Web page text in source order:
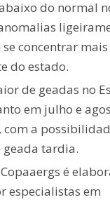
do normal
concentrar
do estado.
de geadas no
em julho e
com a
geada tardia.
é
especialistas em